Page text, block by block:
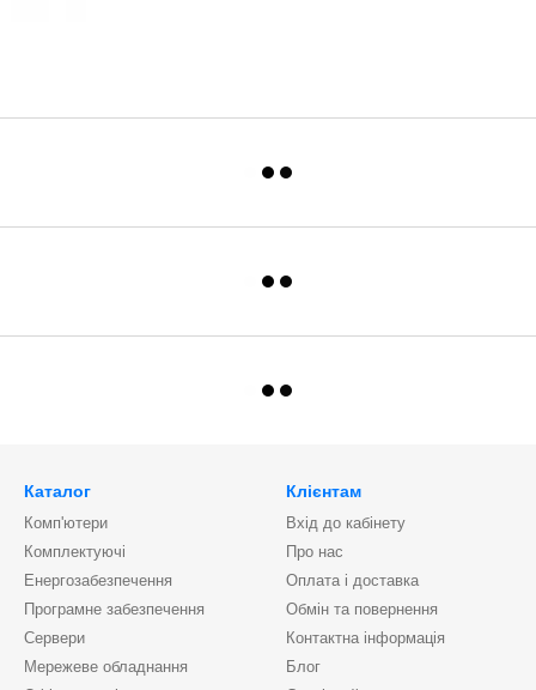
Каталог
Комп'ютери
Комплектуючі
Енергозабезпечення
Програмне забезпечення
Сервери
Мережеве обладнання
Клієнтам
Вхід до кабінету
Про нас
Оплата і доставка
Обмін та повернення
Контактна інформація
Блог